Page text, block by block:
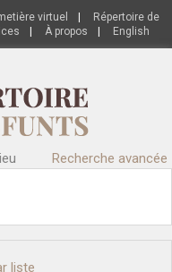
virtuel
Répertoire de
À propos English
Recherche avancée
liste